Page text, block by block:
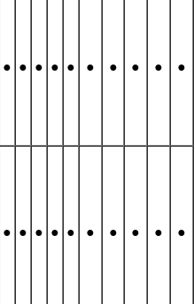
● ● ● ● ● ● ● ● ● ●
● ● ● ● ● ● ● ● ● ●